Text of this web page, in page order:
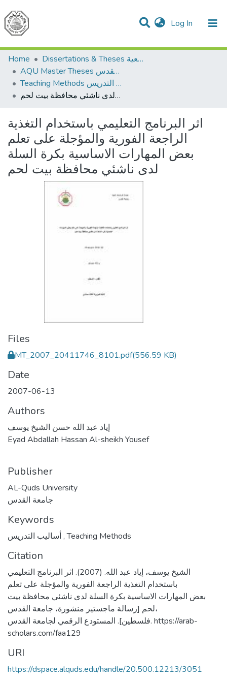
Log In (current)
Communities & Collections
All of DSpace
Home
Dissertations & Theses الرسائل الجامعية
AQU Master Theses الرسائل الجامعية الخاصة بجامعة القدس
Teaching Methods أساليب التدريس
اثر البرنامج التعليمي باستخدام التغذية الراجعة الفورية والمؤجلة على تعلم بعض المهارات الاساسية بكرة السلة لدى ناشئي محافظة بيت لحم
اثر البرنامج التعليمي باستخدام التغذية
الراجعة الفورية والمؤجلة على تعلم
بعض المهارات الاساسية بكرة السلة
لدى ناشئي محافظة بيت لحم
Files
MT_2007_20411746_8101.pdf(556.59 KB)
Date
2007-06-13
Authors
إياد عبد الله حسن الشيخ يوسف
Eyad Abdallah Hassan Al-sheikh Yousef
Publisher
AL-Quds University
جامعة القدس
Keywords
,Teaching Methods
Citation
الشيخ يوسف، إياد عبد الله. (2007). اثر البرنامج التعليمي
باستخدام التغذية الراجعة الفورية والمؤجلة على تعلم
بعض المهارات الاساسية بكرة السلة لدى ناشئي محافظة بيت
لحم [رسالة ماجستير منشورة، جامعة القدس،
فلسطين]. المستودع الرقمي لجامعة القدس. https://arab-
scholars.com/faa129
URI
https://dspace.alquds.edu/handle/20.500.12213/3051